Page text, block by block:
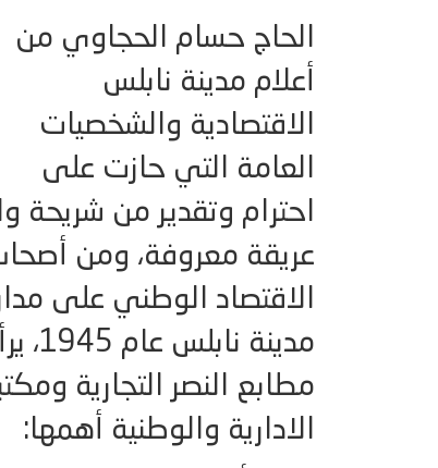
الحاج حسام الحجاوي من
أعلام مدينة نابلس
الاقتصادية والشخصيات
العامة التي حازت على
احترام وتقدير من شريحة
عريقة معروفة، ومن
مطابع النصر التجارية
الادارية والوطنية أهمها: